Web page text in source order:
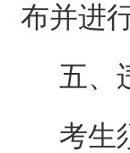
布并进
五、
考生